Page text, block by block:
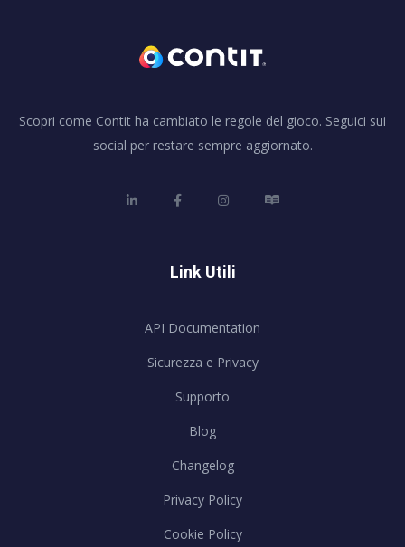
Scopri come Contit ha cambiato le regole del gioco. Seguici sui
social per restare sempre aggiornato.
Link Utili
API Documentation
Sicurezza e Privacy
Supporto
Blog
Changelog
Privacy Policy
Cookie Policy